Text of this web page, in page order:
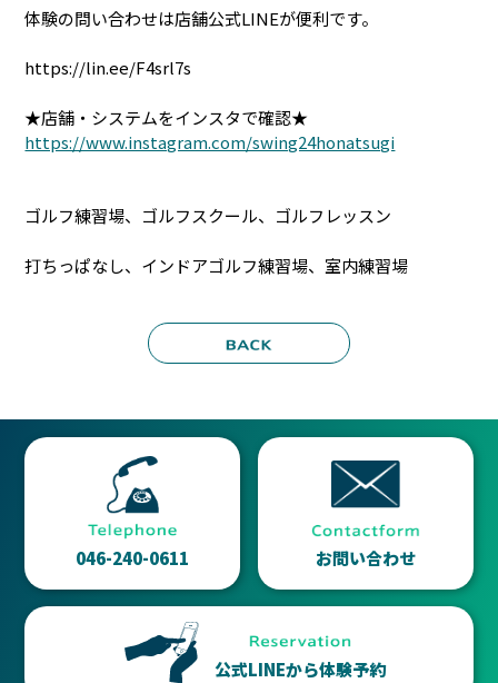
体験の問い合わせは店舗公式LINEが便利です。
https://lin.ee/F4srl7s
★店舗・システムをインスタで確認★
https://www.instagram.com/swing24honatsugi
ゴルフ練習場、ゴルフスクール、ゴルフレッスン
打ちっぱなし、インドアゴルフ練習場、室内練習場
046-240-0611 お問い合わせ
公式LINEから体験予約